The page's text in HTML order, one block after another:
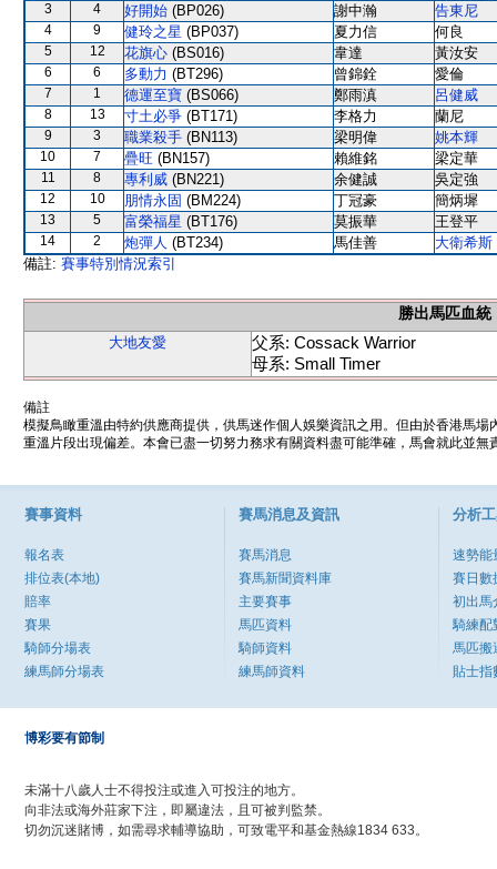
3 4 好開始 (BP026) 謝中瀚 告東尼
4 9 健玲之星 (BP037) 夏力信 何良
5 12 花旗心 (BS016) 韋達 黃汝安
6 6 多動力 (BT296) 曾錦銓 愛倫
7 1 德運至寶 (BS066) 鄭雨滇 呂健威
8 13 寸土必爭 (BT171) 李格力 蘭尼
9 3 職業殺手 (BN113) 梁明偉 姚本輝
10 7 疊旺 (BN157) 賴維銘 梁定華
11 8 專利威 (BN221) 余健誠 吳定強
12 10 朋情永固 (BM224) 丁冠豪 簡炳墀
13 5 富榮福星 (BT176) 莫振華 王登平
14 2 炮彈人 (BT234) 馬佳善
大衛希斯
備註: 賽事特別情況索引
勝出馬匹血統
大地友愛
父系: Cossack Warrior
母系: Small Timer
備註
模擬鳥瞰重溫由特約供應商提供，供馬迷作個人娛樂資訊之用。但由於香港馬
重溫片段出現偏差。本會已盡一切努力務求有關資料盡可能準確，馬會就此並
賽事資料
報名表
排位表(本地)
賠率
賽果
騎師分場表
練馬師分場表
賽馬消息及資訊
賽馬消息
賽馬新聞資料庫
主要賽事
馬匹資料
騎師資料
練馬師資料
分析
速勢能
賽日數
初出馬
騎練配
馬匹搬
貼士指
博彩要有節制
未滿十八歲人士不得投注或進入可投注的地方。
向非法或海外莊家下注，即屬違法，且可被判監禁。
切勿沉迷賭博，如需尋求輔導協助，可致電平和基金熱線1834 633。